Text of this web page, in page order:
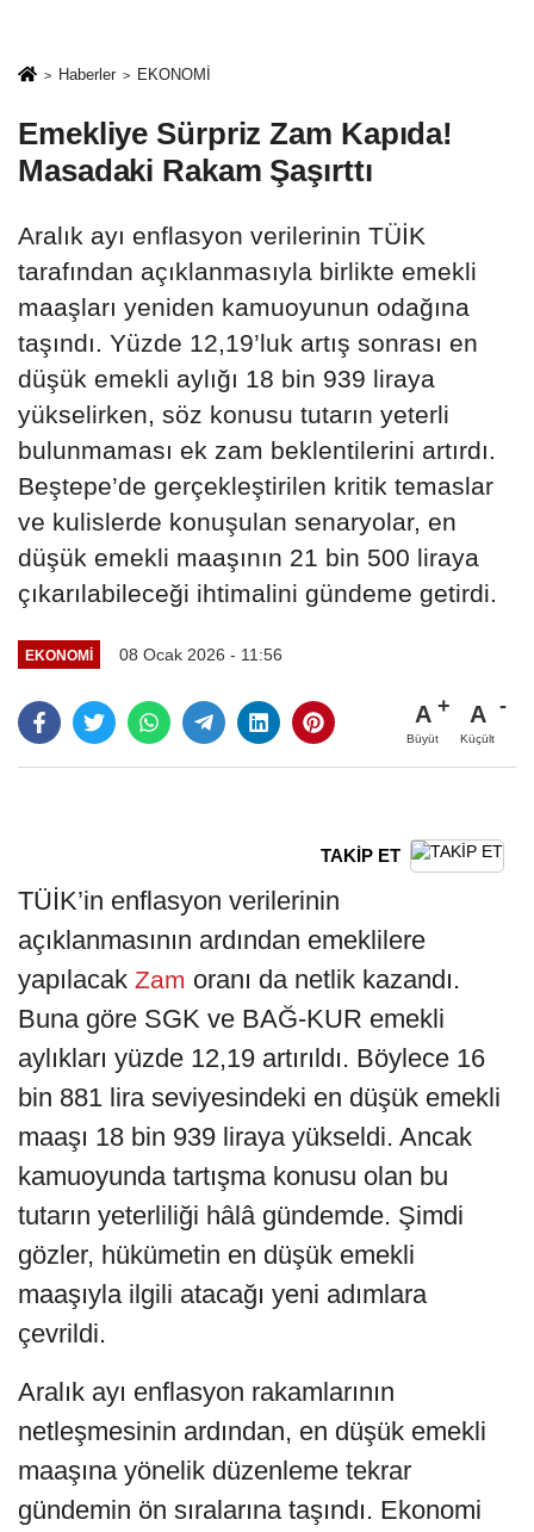
Haberler EKONOMİ
Emekliye Sürpriz Zam Kapıda!
Masadaki Rakam Şaşırttı
Aralık ayı enflasyon verilerinin TÜİK
tarafından açıklanmasıyla birlikte emekli
maaşları yeniden kamuoyunun odağına
taşındı. Yüzde 12,19’luk artış sonrası en
düşük emekli aylığı 18 bin 939 liraya
yükselirken, söz konusu tutarın yeterli
bulunmaması ek zam beklentilerini artırdı.
Beştepe’de gerçekleştirilen kritik temaslar
ve kulislerde konuşulan senaryolar, en
düşük emekli maaşının 21 bin 500 liraya
çıkarılabileceği ihtimalini gündeme getirdi.
EKONOMİ 08 Ocak 2026 - 11:56
A
Büyüt
A
Küçült
TAKİP ET
TÜİK’in enflasyon verilerinin
açıklanmasının ardından emeklilere
yapılacak Zam oranı da netlik kazandı.
Buna göre SGK ve BAĞ-KUR emekli
aylıkları yüzde 12,19 artırıldı. Böylece 16
bin 881 lira seviyesindeki en düşük emekli
maaşı 18 bin 939 liraya yükseldi. Ancak
kamuoyunda tartışma konusu olan bu
tutarın yeterliliği hâlâ gündemde. Şimdi
gözler, hükümetin en düşük emekli
maaşıyla ilgili atacağı yeni adımlara
çevrildi.
Aralık ayı enflasyon rakamlarının
netleşmesinin ardından, en düşük emekli
maaşına yönelik düzenleme tekrar
gündemin ön sıralarına taşındı. Ekonomi